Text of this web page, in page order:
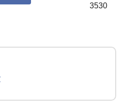
3530